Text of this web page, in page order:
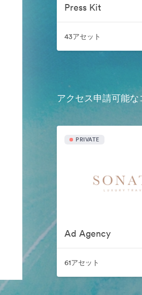
Press Kit
43アセット
アクセス申請可能
PRIVATE
Ad Agency
61アセット